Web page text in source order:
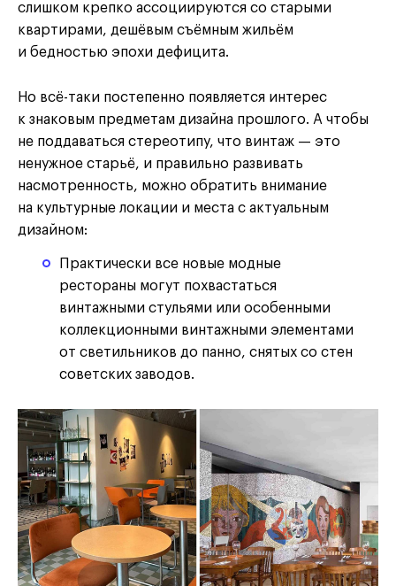
слишком крепко ассоциируются со старыми
квартирами, дешёвым съёмным жильём
и бедностью эпохи дефицита.
Но всё-таки постепенно появляется интерес
к знаковым предметам дизайна прошлого. А чтобы
не поддаваться стереотипу, что винтаж — это
ненужное старьё, и правильно развивать
насмотренность, можно обратить внимание
на культурные локации и места с актуальным
дизайном:
Практически все новые модные
рестораны могут похвастаться
винтажными стульями или особенными
коллекционными винтажными элементами
от светильников до панно, снятых со стен
советских заводов.